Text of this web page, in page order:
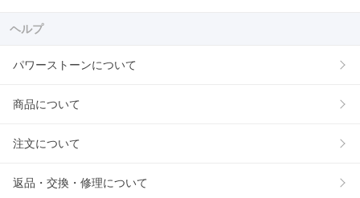
ヘルプ
パワーストーンについて
商品について
注文について
返品・交換・修理について